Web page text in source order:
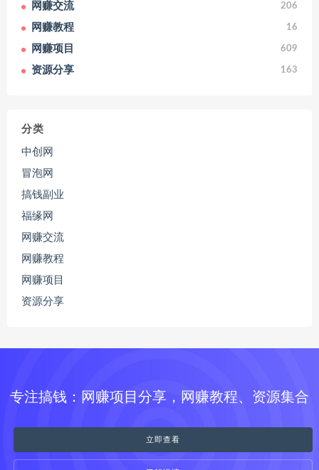
网赚交流 206
网赚教程 16
网赚项目 609
资源分享 163
分类
中创网
冒泡网
搞钱副业
福缘网
网赚交流
网赚教程
网赚项目
资源分享
专注搞钱：网赚项目分享，网赚教程、资源集合
立即查看